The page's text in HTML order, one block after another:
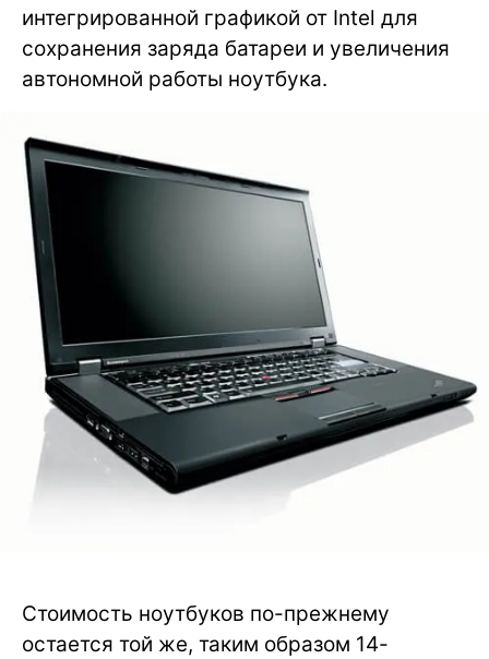
интегрированной графикой от Intel для
сохранения заряда батареи и увеличения
автономной работы ноутбука.
Стоимость ноутбуков по-прежнему
остается той же, таким образом 14-